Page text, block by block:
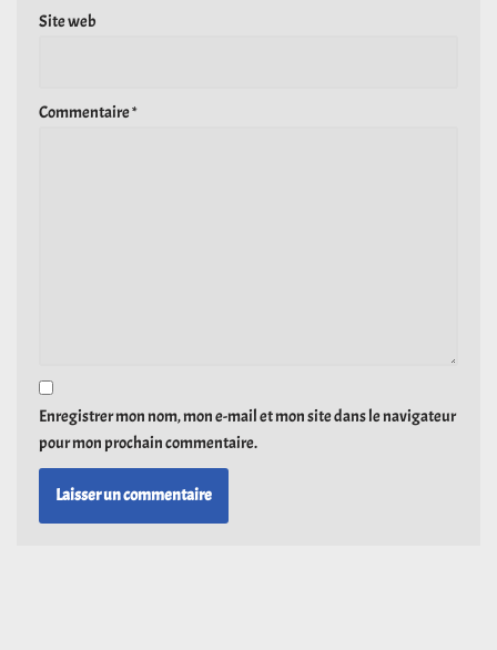
Site web
Commentaire*
Enregistrer mon nom, mon e-mail et mon site dans le navigateur
pour mon prochain commentaire.